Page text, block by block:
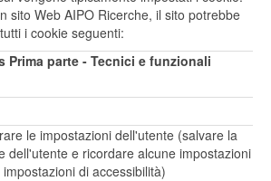
sito Web AIPO Ricerche, il sito potrebbe
i cookie seguenti:
Prima parte - Tecnici e funzionali
le impostazioni dell'utente (salvare la
dell'utente e ricordare alcune impostazioni
di accessibilità)